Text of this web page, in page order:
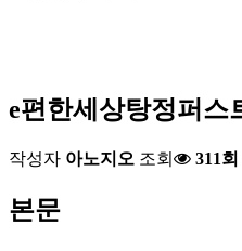
e편한세상탕정퍼스
작성자 아노지오 조회 311회
본문